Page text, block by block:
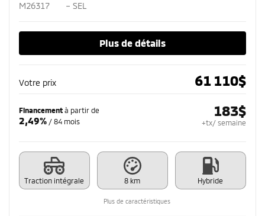
M26317 – SEL
Plus de détails
Votre prix 61 110$
Financement à partir de
2,49% / 84 mois
183$
+tx/ semaine
Traction intégrale 8 km Hybride
Plus de caractéristiques